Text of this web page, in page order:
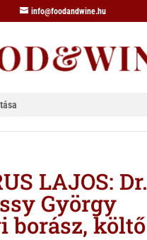
info@foodandwine.hu
LAJOS: Dr.
György
borász, költő